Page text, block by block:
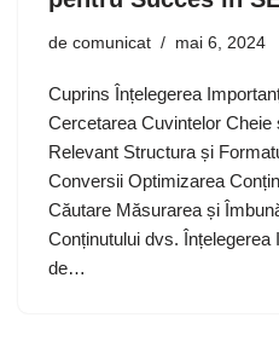
de comunicat mai 6, 2024
Cuprins Înțelegerea
Cercetarea Cuvintelor Cheie
Relevant Structura și
Conversii Optimizarea
Căutare Măsurarea și
Conținutului dvs. Înțelegerea
de…